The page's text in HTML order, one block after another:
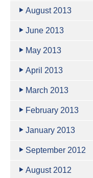
August 2013
June 2013
May 2013
April 2013
March 2013
February 2013
January 2013
September 2012
August 2012